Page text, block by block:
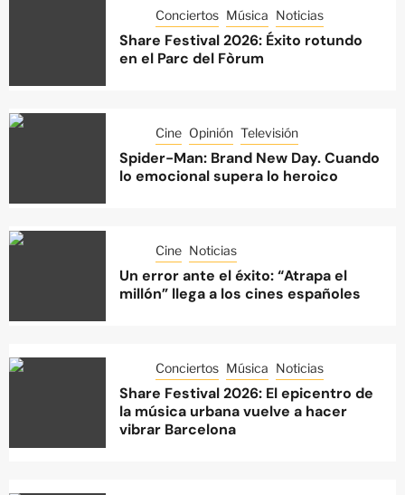
Conciertos Música Noticias
Share Festival 2026: Éxito rotundo
en el Parc del Fòrum
Cine Opinión Televisión
Spider-Man: Brand New Day. Cuando
lo emocional supera lo heroico
Cine Noticias
Un error ante el éxito: “Atrapa el
millón” llega a los cines españoles
Conciertos Música Noticias
Share Festival 2026: El epicentro de
la música urbana vuelve a hacer
vibrar Barcelona